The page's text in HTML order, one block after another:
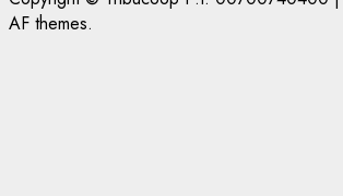
AF themes.